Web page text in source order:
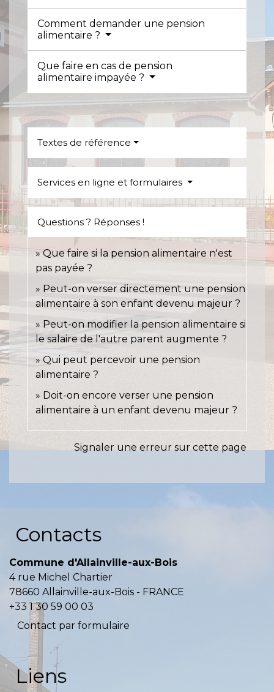
Comment demander une pension
alimentaire ?
Que faire en cas de pension
alimentaire impayée ?
Textes de référence
Services en ligne et formulaires
Questions ? Réponses !
Que faire si la pension alimentaire n'est
pas payée ?
Peut-on verser directement une pension
alimentaire à son enfant devenu majeur ?
Peut-on modifier la pension alimentaire si
le salaire de l'autre parent augmente ?
Qui peut percevoir une pension
alimentaire ?
Doit-on encore verser une pension
alimentaire à un enfant devenu majeur ?
Signaler une erreur sur cette page
Contacts
Commune d'Allainville-aux-Bois
4 rue Michel Chartier
78660 Allainville-aux-Bois - FRANCE
+33 1 30 59 00 03
Contact par formulaire
Liens